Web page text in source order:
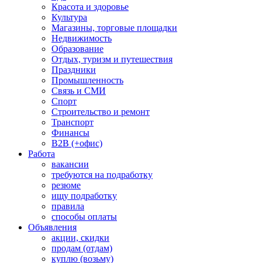
Красота и здоровье
Культура
Магазины, торговые площадки
Недвижимость
Образование
Отдых, туризм и путешествия
Праздники
Промышленность
Связь и СМИ
Спорт
Строительство и ремонт
Транспорт
Финансы
B2B (+офис)
Работа
вакансии
требуются на подработку
резюме
ищу подработку
правила
способы оплаты
Объявления
акции, скидки
продам (отдам)
куплю (возьму)